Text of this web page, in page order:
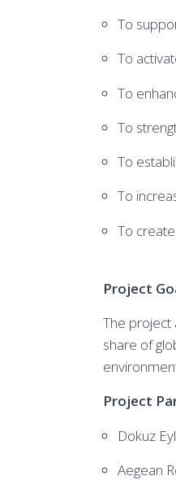
To
To
To
To
To
To
To
Project
The project
share of
Project
Dokuz
Aegean